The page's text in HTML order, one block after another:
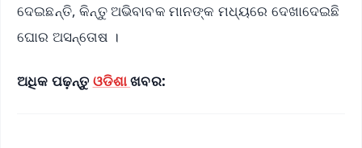
ଦେଇଛନ୍ତି, କିନ୍ତୁ ଅଭିବାବକ ମାନଙ୍କ ମଧ୍ୟରେ ଦେଖାଦେଇଛି
ଘୋର ଅସନ୍ତୋଷ ।
ଅଧିକ ପଢ଼ନ୍ତୁ ଓଡିଶାଖବର: